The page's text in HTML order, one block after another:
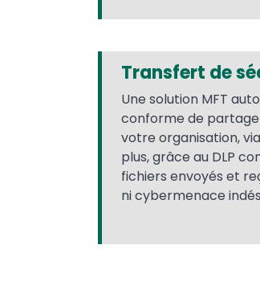
Transfert de
Une solution MFT
conforme de partage
votre organisation,
plus, grâce au DLP
fichiers envoyés et
ni cybermenace